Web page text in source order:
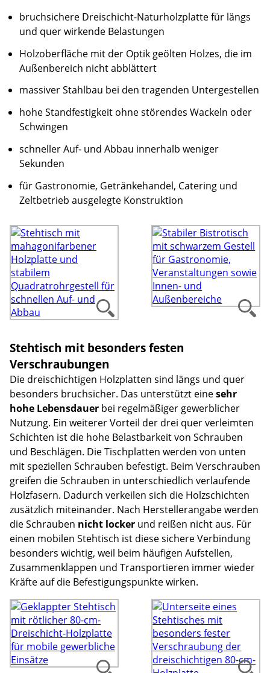
bruchsichere Dreischicht-Naturholzplatte für längs
und quer wirkende Belastungen
Holzoberfläche mit der Optik geölten Holzes, die im
Außenbereich nicht abblättert
massiver Stahlbau bei den tragenden Untergestellen
hohe Standfestigkeit ohne störendes Wackeln oder
Schwingen
schneller Auf- und Abbau innerhalb weniger
Sekunden
für Gastronomie, Getränkehandel, Catering und
Zeltbetrieb ausgelegte Konstruktion
Stehtisch mit besonders festen
Verschraubungen
Die dreischichtigen Holzplatten sind längs und quer
besonders bruchsicher. Das unterstützt einesehr
hohe Lebensdauer bei regelmäßiger gewerblicher
Nutzung. Ein weiterer Vorteil der drei quer verleimten
Schichten ist die hohe Belastbarkeit von Schrauben
und Beschlägen. Die Tischplatten werden von unten
mit speziellen Schrauben befestigt. Beim Verschrauben
greifen die Schrauben in unterschiedlich verlaufende
Holzfasern. Dadurch verkeilen sich die Holzschichten
zusätzlich miteinander. Nach Herstellerangabe werden
die Schrauben nicht locker und reißen nicht aus. Für
einen mobilen Stehtisch ist diese sichere Verbindung
besonders wichtig, weil beim häufigen Aufstellen,
Zusammenklappen und Transportieren immer wieder
Kräfte auf die Befestigungspunkte wirken.